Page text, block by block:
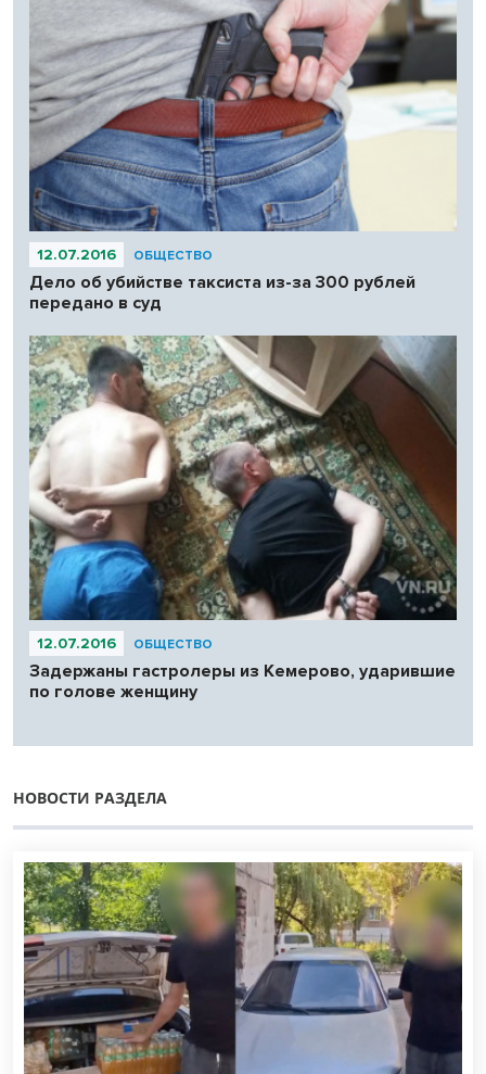
12.07.2016 ОБЩЕСТВО
Дело об убийстве таксиста из-за 300 рублей
передано в суд
12.07.2016 ОБЩЕСТВО
Задержаны гастролеры из Кемерово, ударившие
по голове женщину
НОВОСТИ РАЗДЕЛА